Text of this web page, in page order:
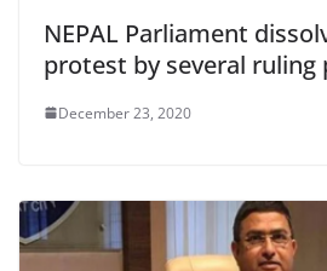
NEPAL Parliament
protest by several ruling
December 23, 2020